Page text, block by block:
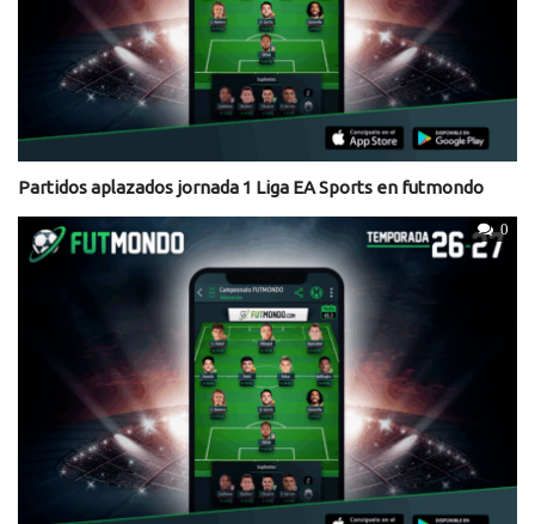
Partidos aplazados jornada 1 Liga EA Sports en futmondo
0